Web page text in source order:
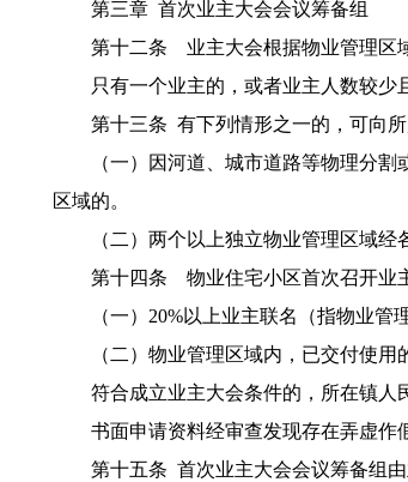
第三章 首次业主大会会议筹备组
第十二条 业主大会根据物业管理区域
只有一个业主的，或者业主人数较少且
第十三条 有下列情形之一的，可向所
（一）因河道、城市道路等物理分割或
区域的。
（二）两个以上独立物业管理区域经各
第十四条 物业住宅小区首次召开业主
（一）20%以上业主联名（指物业管理
（二）物业管理区域内，已交付使用的
符合成立业主大会条件的，所在镇人民
书面申请资料经审查发现存在弄虚作
第十五条 首次业主大会会议筹备组由